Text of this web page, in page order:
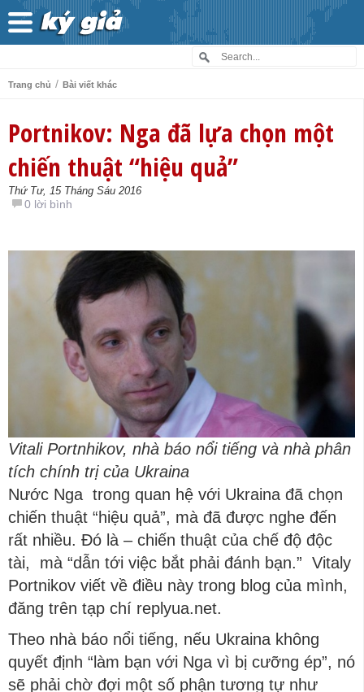
Trang chủ / Bài viết khác
Portnikov: Nga đã lựa chọn một
chiến thuật “hiệu quả”
Thứ Tư, 15 Tháng Sáu 2016
0 lời bình
Vitali Portnhikov, nhà báo nổi tiếng và nhà phân
tích chính trị của Ukraina
Nước Nga trong quan hệ với Ukraina đã chọn
chiến thuật “hiệu quả”, mà đã được nghe đến
rất nhiều. Đó là – chiến thuật của chế độ độc
tài, mà “dẫn tới việc bắt phải đánh bạn.” Vitaly
Portnikov viết về điều này trong blog của mình,
đăng trên tạp chí replyua.net.
Theo nhà báo nổi tiếng, nếu Ukraina không
quyết định “làm bạn với Nga vì bị cưỡng ép”, nó
sẽ phải chờ đợi một số phận tương tự như